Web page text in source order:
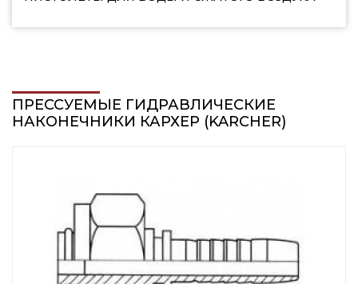
ПРЕССУЕМЫЕ ГИДРАВЛИЧЕСКИЕ
НАКОНЕЧНИКИ КАРХЕР (KARCHER)